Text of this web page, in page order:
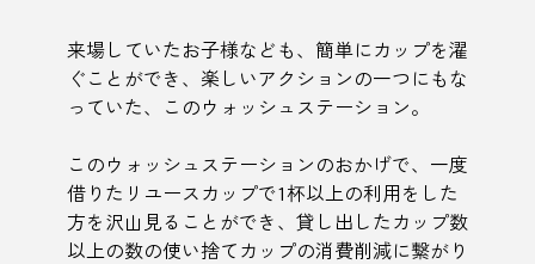
来場していたお子様なども、簡単にカップを濯
ぐことができ、楽しいアクションの一つにもな
っていた、このウォッシュステーション。
このウォッシュステーションのおかげで、一度
借りたリユースカップで1杯以上の利用をした
方を沢山見ることができ、貸し出したカップ数
以上の数の使い捨てカップの消費削減に繋がり